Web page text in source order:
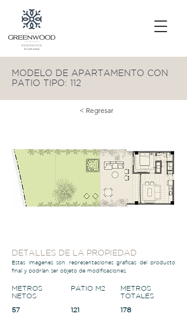
MODELO DE APARTAMENTO CON
PATIO TIPO: 112
< Regresar
DETALLES DE LA PROPIEDAD
Estas imágenes son representaciones gráficas del producto
final y podrían ser objeto de modificaciones.
METROS
NETOS
57
PATIO M2
121
METROS
TOTALES
178